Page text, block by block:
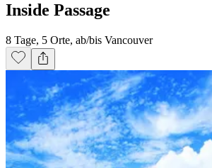
Inside Passage
8 Tage, 5 Orte, ab/bis Vancouver